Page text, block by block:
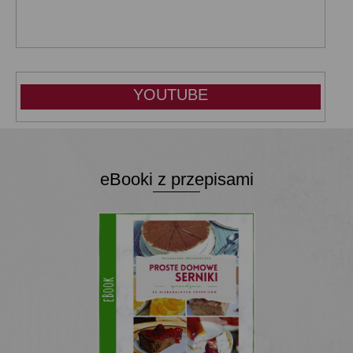
YOUTUBE
eBooki z przepisami